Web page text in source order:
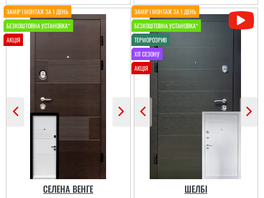
Робив двері на
більшу, виглядає ще
красивіше. Велике
дякую за не просту
установку.
СЕЛЕНА ВЕНГЕ ШЕЛБІ